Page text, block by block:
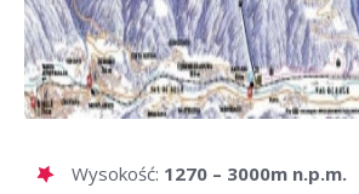
Wysokość: 1270 – 3000m n.p.m.